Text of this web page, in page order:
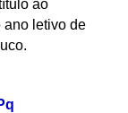
ao
ano letivo de